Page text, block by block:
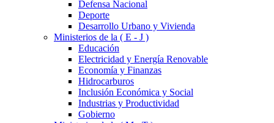
Defensa Nacional
Deporte
Desarrollo Urbano y Vivienda
Ministerios de la ( E - J )
Educación
Electricidad y Energía Renovable
Economía y Finanzas
Hidrocarburos
Inclusión Económica y Social
Industrias y Productividad
Gobierno